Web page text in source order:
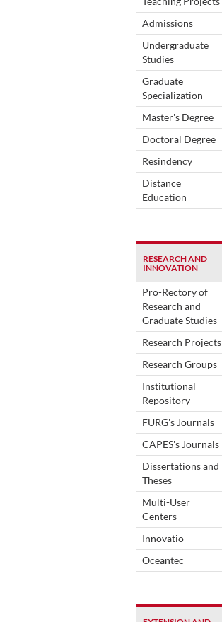
Admissions
Undergraduate
Studies
Graduate
Specialization
Master's Degree
Doctoral Degree
Resindency
Distance
Education
RESEARCH AND
INNOVATION
Pro-Rectory of
Research and
Graduate Studies
Research Projects
Research Groups
Institutional
Repository
FURG's Journals
CAPES's Journals
Dissertations and
Theses
Multi-User
Centers
Innovatio
Oceantec